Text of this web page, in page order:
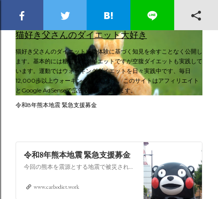
スキップしてメイン コンテンツに移動
猫好き父さんのダイエット大好き
猫好き父さんのダイエット成功体験に基づく知見を余すことなく公開し
ます。基本的には糖質制限ダイエットですが空腹ダイエットも実践して
います。運動ではウォーキングダイエットを日々実践中です、毎日
12,000歩以上ウォーキングしています。このサイトはアフィリエイト
とGoogle AdSenseで広告収入を得ています。
令和8年熊本地震 緊急支援募金
令和8年熊本地震 緊急支援募金
今回の熊本を震源とする地震で被災された皆さままだまだ余震も続き大変な時間を過ごされていると思います。心よりお見舞い申し上げます
www.carbodiet.work